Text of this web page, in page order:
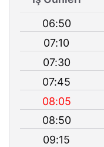
06:50
07:10
07:30
07:45
08:05
08:50
09:15